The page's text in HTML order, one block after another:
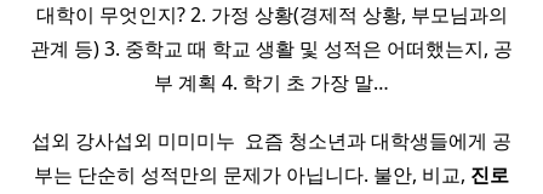
대학이 무엇인지? 2. 가정 상황(경제적 상황, 부모님과의
관계 등) 3. 중학교 때 학교 생활 및 성적은 어떠했는지, 공
부 계획 4. 학기 초 가장 말…
섭외 강사섭외 미미미누 ​ 요즘 청소년과 대학생들에게 공
부는 단순히 성적만의 문제가 아닙니다. 불안, 비교, 진로